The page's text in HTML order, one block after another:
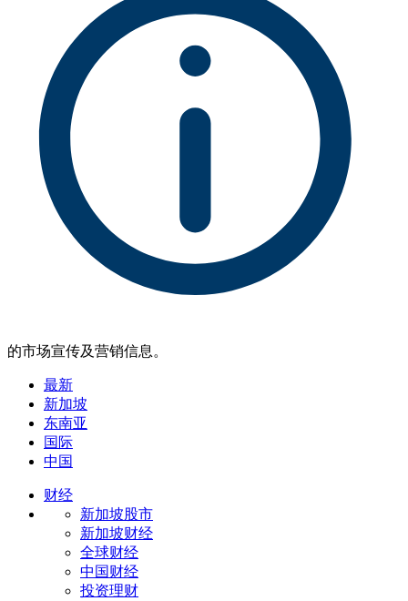
的市场宣传及营销信息。
最新
新加坡
东南亚
国际
中国
财经
新加坡股市
新加坡财经
全球财经
中国财经
投资理财